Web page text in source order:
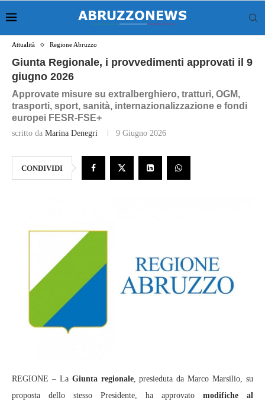
Attualità Regione Abruzzo
Giunta Regionale, i provvedimenti approvati il 9
giugno 2026
Approvate misure su extralberghiero, tratturi, OGM,
trasporti, sport, sanità, internazionalizzazione e fondi
europei FESR-FSE+
scritto da Marina Denegri 9 Giugno 2026
CONDIVIDI
REGIONE – LaGiunta regionale, presieduta da Marco Marsilio, su
proposta dello stesso Presidente, ha approvato modifiche al